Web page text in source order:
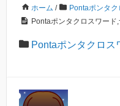
ホーム / Pontaポンタク
Pontaポンタクロスワー
Pontaポンタクロス